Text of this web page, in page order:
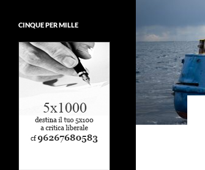
CINQUE PER MILLE